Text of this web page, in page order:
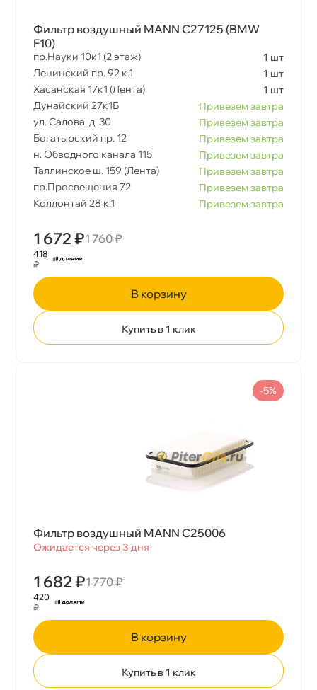
Фильтр воздушный MANN C27125 (BMW
F10)
пр.Науки 10к1 (2 этаж)
1 шт
Ленинский пр. 92 к.1
1 шт
Хасанская 17к1 (Лента)
1 шт
Дунайский 27к1Б
Привезем завтра
ул. Салова, д. 30
Привезем завтра
Богатырский пр. 12
Привезем завтра
н. Обводного канала 115
Привезем завтра
Таллинское ш. 159 (Лента)
Привезем завтра
пр.Просвещения 72
Привезем завтра
Коллонтай 28 к.1
Привезем завтра
1 672 ₽1 760 ₽
418
₽
корзину
Купить в 1 клик
Фильтр воздушный MANN C25006
Ожидается через 3 дня
1 682 ₽1 770 ₽
-5%
420
₽
корзину
Купить в 1 клик